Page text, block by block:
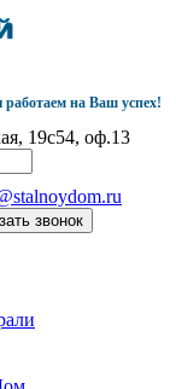
на Ваш успех!
19с54, оф.13
звонок